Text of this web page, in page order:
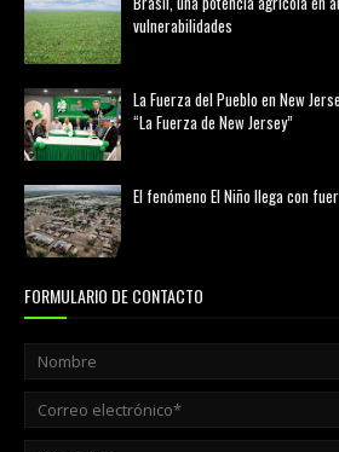
vulnerabilidades
La Fuerza del Pueblo en New
“La Fuerza de New Jersey”
El fenómeno El Niño llega con
FORMULARIO DE CONTACTO